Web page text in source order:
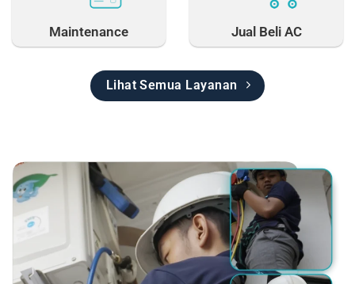
Maintenance Jual Beli AC
Lihat Semua Layanan